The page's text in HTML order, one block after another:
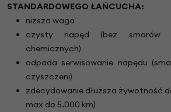
STANDARDOWEGO ŁAŃCUCHA:
niższa waga
czysty napęd (bez smarów
chemicznych)
odpada serwisowanie napędu
czyszczeni)
zdecydowanie dłuższa żywotność
max do 5.000 km)